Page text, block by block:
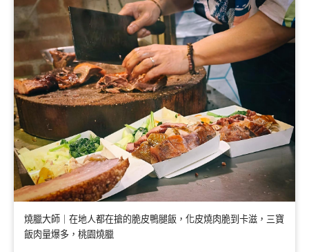
燒臘大師｜在地人都在搶的脆皮鴨腿飯，化皮燒肉脆到卡滋，三寶
飯肉量爆多，桃園燒臘